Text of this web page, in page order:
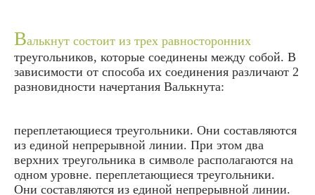
Валькнут состоит из трех равносторонних
треугольников, которые соединены между собой. В
зависимости от способа их соединения различают 2
разновидности начертания Валькнута:
переплетающиеся треугольники. Они составляются
из единой непрерывной линии. При этом два
верхних треугольника в символе располагаются на
одном уровне. переплетающиеся треугольники.
Они составляются из единой непрерывной линии.